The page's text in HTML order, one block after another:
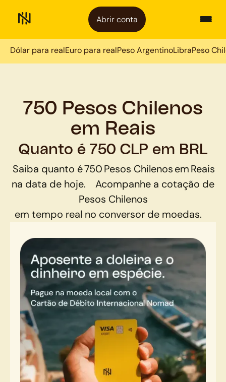
Abrir conta
Dólar para realEuro para realPeso ArgentinoLibraPeso
750 Pesos Chilenos
em Reais
Quanto é 750 CLP em BRL
Saiba quanto é750Pesos ChilenosemReais
na data de hoje.
Acompanhe a cotação de
Pesos Chilenos
em tempo real no conversor de moedas.